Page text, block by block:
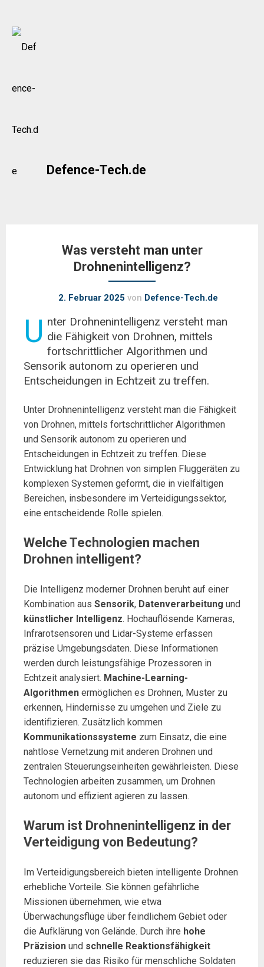
Skip
Defence-Tech.de
Was versteht man unter
Drohnenintelligenz?
2. Februar 2025 von Defence-Tech.de
U nter Drohnenintelligenz versteht man
die Fähigkeit von Drohnen, mittels
fortschrittlicher Algorithmen und
Sensorik autonom zu operieren und
Entscheidungen in Echtzeit zu treffen.
Unter Drohnenintelligenz versteht man die Fähigkeit
von Drohnen, mittels fortschrittlicher Algorithmen
und Sensorik autonom zu operieren und
Entscheidungen in Echtzeit zu treffen. Diese
Entwicklung hat Drohnen von simplen Fluggeräten zu
komplexen Systemen geformt, die in vielfältigen
Bereichen, insbesondere im Verteidigungssektor,
eine entscheidende Rolle spielen.
Welche Technologien machen
Drohnen intelligent?
Die Intelligenz moderner Drohnen beruht auf einer
Kombination aus Sensorik, Datenverarbeitung und
künstlicher Intelligenz. Hochauflösende Kameras,
Infrarotsensoren und Lidar-Systeme erfassen
präzise Umgebungsdaten. Diese Informationen
werden durch leistungsfähige Prozessoren in
Echtzeit analysiert. Machine-Learning-
Algorithmen ermöglichen es Drohnen, Muster zu
erkennen, Hindernisse zu umgehen und Ziele zu
identifizieren. Zusätzlich kommen
Kommunikationssysteme zum Einsatz, die eine
nahtlose Vernetzung mit anderen Drohnen und
zentralen Steuerungseinheiten gewährleisten. Diese
Technologien arbeiten zusammen, um Drohnen
autonom und effizient agieren zu lassen.
Warum ist Drohnenintelligenz in der
Verteidigung von Bedeutung?
Im Verteidigungsbereich bieten intelligente Drohnen
erhebliche Vorteile. Sie können gefährliche
Missionen übernehmen, wie etwa
Überwachungsflüge über feindlichem Gebiet oder
die Aufklärung von Gelände. Durch ihre hohe
Präzision und schnelle Reaktionsfähigkeit
reduzieren sie das Risiko für menschliche Soldaten